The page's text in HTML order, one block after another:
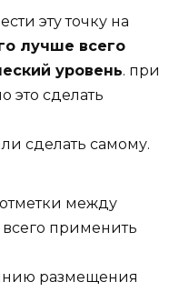
эту точку на
лучше всего
уровень. при
это сделать
сделать самому.
между
применить
размещения